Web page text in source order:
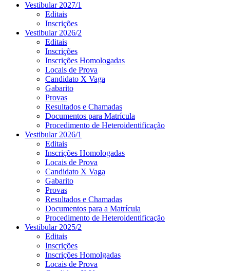
Vestibular 2027/1
Editais
Inscrições
Vestibular 2026/2
Editais
Inscrições
Inscrições Homologadas
Locais de Prova
Candidato X Vaga
Gabarito
Provas
Resultados e Chamadas
Documentos para Matrícula
Procedimento de Heteroidentificação
Vestibular 2026/1
Editais
Inscrições Homologadas
Locais de Prova
Candidato X Vaga
Gabarito
Provas
Resultados e Chamadas
Documentos para a Matrícula
Procedimento de Heteroidentificação
Vestibular 2025/2
Editais
Inscrições
Inscrições Homolgadas
Locais de Prova